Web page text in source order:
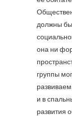
должны
она ни
группы
и в
развития